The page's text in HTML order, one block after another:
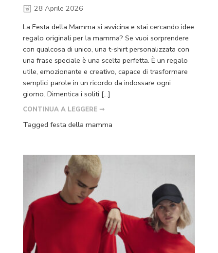
28 Aprile 2026
La Festa della Mamma si avvicina e stai cercando idee
regalo originali per la mamma? Se vuoi sorprendere
con qualcosa di unico, una t-shirt personalizzata con
una frase speciale è una scelta perfetta. È un regalo
utile, emozionante e creativo, capace di trasformare
semplici parole in un ricordo da indossare ogni
giorno. Dimentica i soliti […]
CONTINUA A LEGGERE ➞
Taggedfesta della mamma